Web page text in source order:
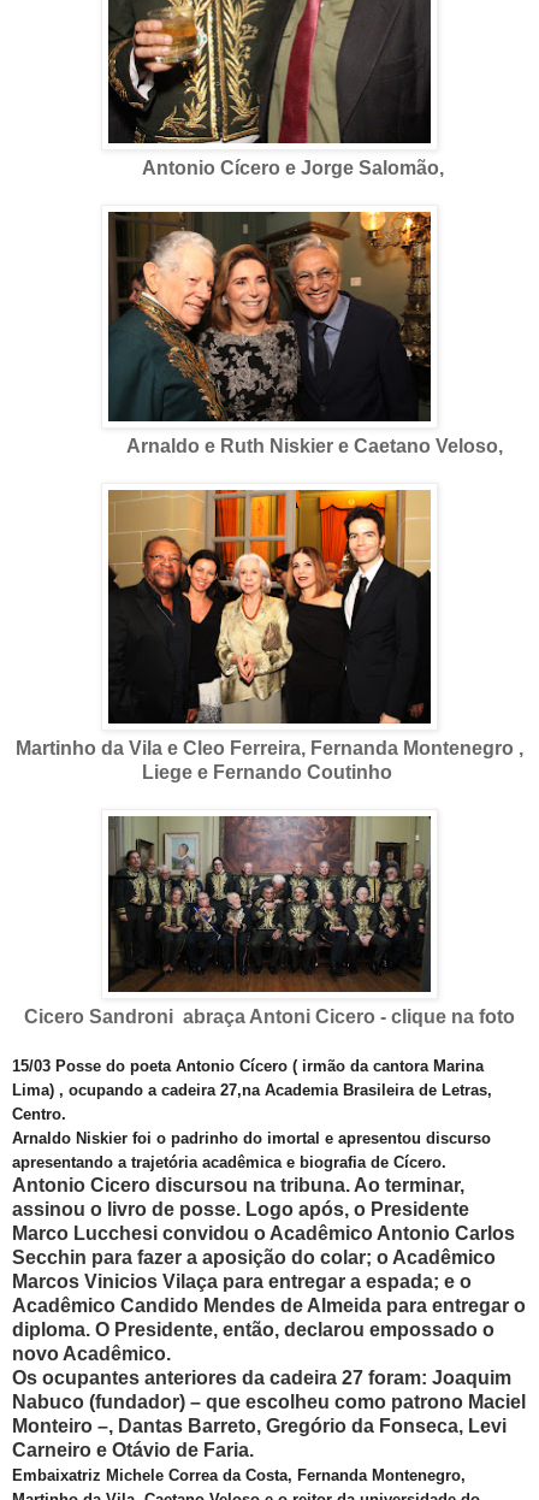
Antonio Cícero e Jorge Salomão,
Arnaldo e Ruth Niskier e Caetano Veloso,
Martinho da Vila e Cleo Ferreira, Fernanda Montenegro ,
Liege e Fernando Coutinho
Cicero Sandroni abraça Antoni Cicero - clique na foto
15/03 Posse do poeta Antonio Cícero ( irmão da cantora Marina
Lima) , ocupando a cadeira 27,na Academia Brasileira de Letras,
Centro.
Arnaldo Niskier foi o padrinho do imortal e apresentou discurso
apresentando a trajetória acadêmica e biografia de Cícero.
Antonio Cicero discursou na tribuna. Ao terminar,
assinou o livro de posse. Logo após, o Presidente
Marco Lucchesi convidou o Acadêmico Antonio Carlos
Secchin para fazer a aposição do colar; o Acadêmico
Marcos Vinicios Vilaça para entregar a espada; e o
Acadêmico Candido Mendes de Almeida para entregar o
diploma. O Presidente, então, declarou empossado o
novo Acadêmico.
Os ocupantes anteriores da cadeira 27 foram: Joaquim
Nabuco (fundador) – que escolheu como patrono Maciel
Monteiro –, Dantas Barreto, Gregório da Fonseca, Levi
Carneiro e Otávio de Faria.
Embaixatriz Michele Correa da Costa, Fernanda Montenegro,